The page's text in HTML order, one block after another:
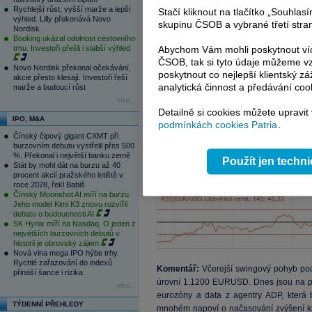
Rychlejší růst, vyšší marže a lepší
výhled. Lilly překonává Novo
Nordisk
Booking ukázal odolnost cestovního
trhu. Investoři přešli i slabší výhled
Novo Nordisk překonal očekávání,
akcie přesto klesají. Investoři řeší
marže a budoucí růst
více...
IPO, M&A
Čínský čipový gigant CXMT při
burzovním debutu vystřelil přes 500
%. Překonal i největší banku země
Stát by mohl dát na burzu až 40
procent akcií pražského letiště v
roce 2028, řekl Babiš
Čínský Moonshot AI míří na burzu.
Jeho model Kimi K3 znovu rozvířil
debatu o budoucnosti AI
SK Hynix míří na Nasdaq. O jeden z
největších burzovních debutů v
historii je obrovský zájem
Nová vlna mega IPO hýbe trhy.
Rychlé zařazování do indexů
přináší šance i rizika
více...
TÝDENNÍ PŘEHLEDY
Komentář: Včerejší swingový pohyb
úrovní 1,1200 EURUSD. Dnes jsou na
eurozóny a data z agentry ADP, která
mnohém napoví o načasování zvýšení
Stačí kliknout na tlačítko
skupinu ČSOB a vybrané třetí
Abychom Vám mohli poskytnout
ČSOB, tak si tyto údaje můžeme
poskytnout co nejlepší klientský
analytická činnost a předávání
Detailně si cookies můžete
podmínkách cookies Patria.
Použít jen